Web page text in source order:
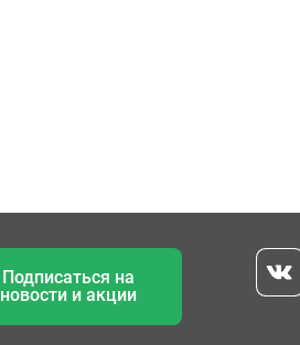
Подписаться на
новости и акции